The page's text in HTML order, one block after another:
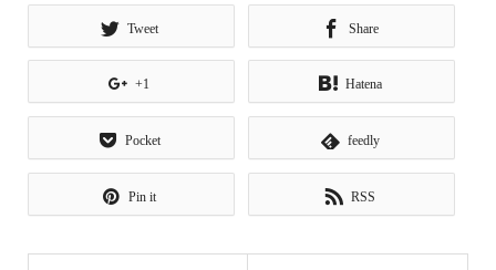
Tweet Share
+1 Hatena
Pocket feedly
Pin it RSS